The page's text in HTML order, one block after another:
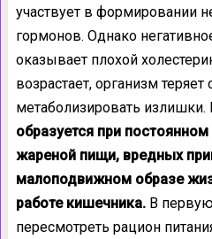
участвует в формировании
гормонов. Однако
оказывает плохой
возрастает, организм теряет
метаболизировать излишки.
образуется при
жареной пищи, вредных
малоподвижном образе
работе кишечника.В первую
пересмотреть рацион